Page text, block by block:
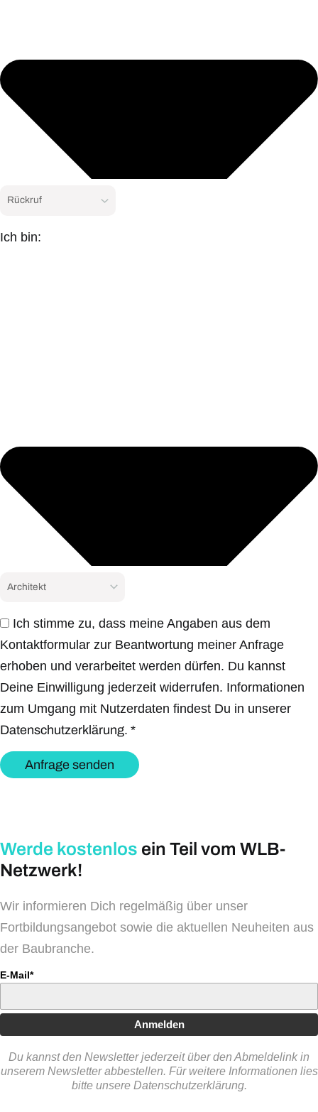
Ich bin:
Ich stimme zu, dass meine Angaben aus dem
Kontaktformular zur Beantwortung meiner Anfrage
erhoben und verarbeitet werden dürfen. Du kannst
Deine Einwilligung jederzeit widerrufen. Informationen
zum Umgang mit Nutzerdaten findest Du in unserer
Datenschutzerklärung. *
Anfrage senden
Werde kostenlos ein Teil vom WLB-
Netzwerk!
Wir informieren Dich regelmäßig über unser
Fortbildungsangebot sowie die aktuellen Neuheiten aus
der Baubranche.
E-Mail*
Anmelden
Du kannst den Newsletter jederzeit über den Abmeldelink in
unserem Newsletter abbestellen. Für weitere Informationen lies
bitte unsere Datenschutzerklärung.